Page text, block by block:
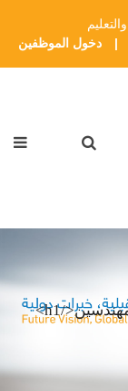
| دخول الموظفين